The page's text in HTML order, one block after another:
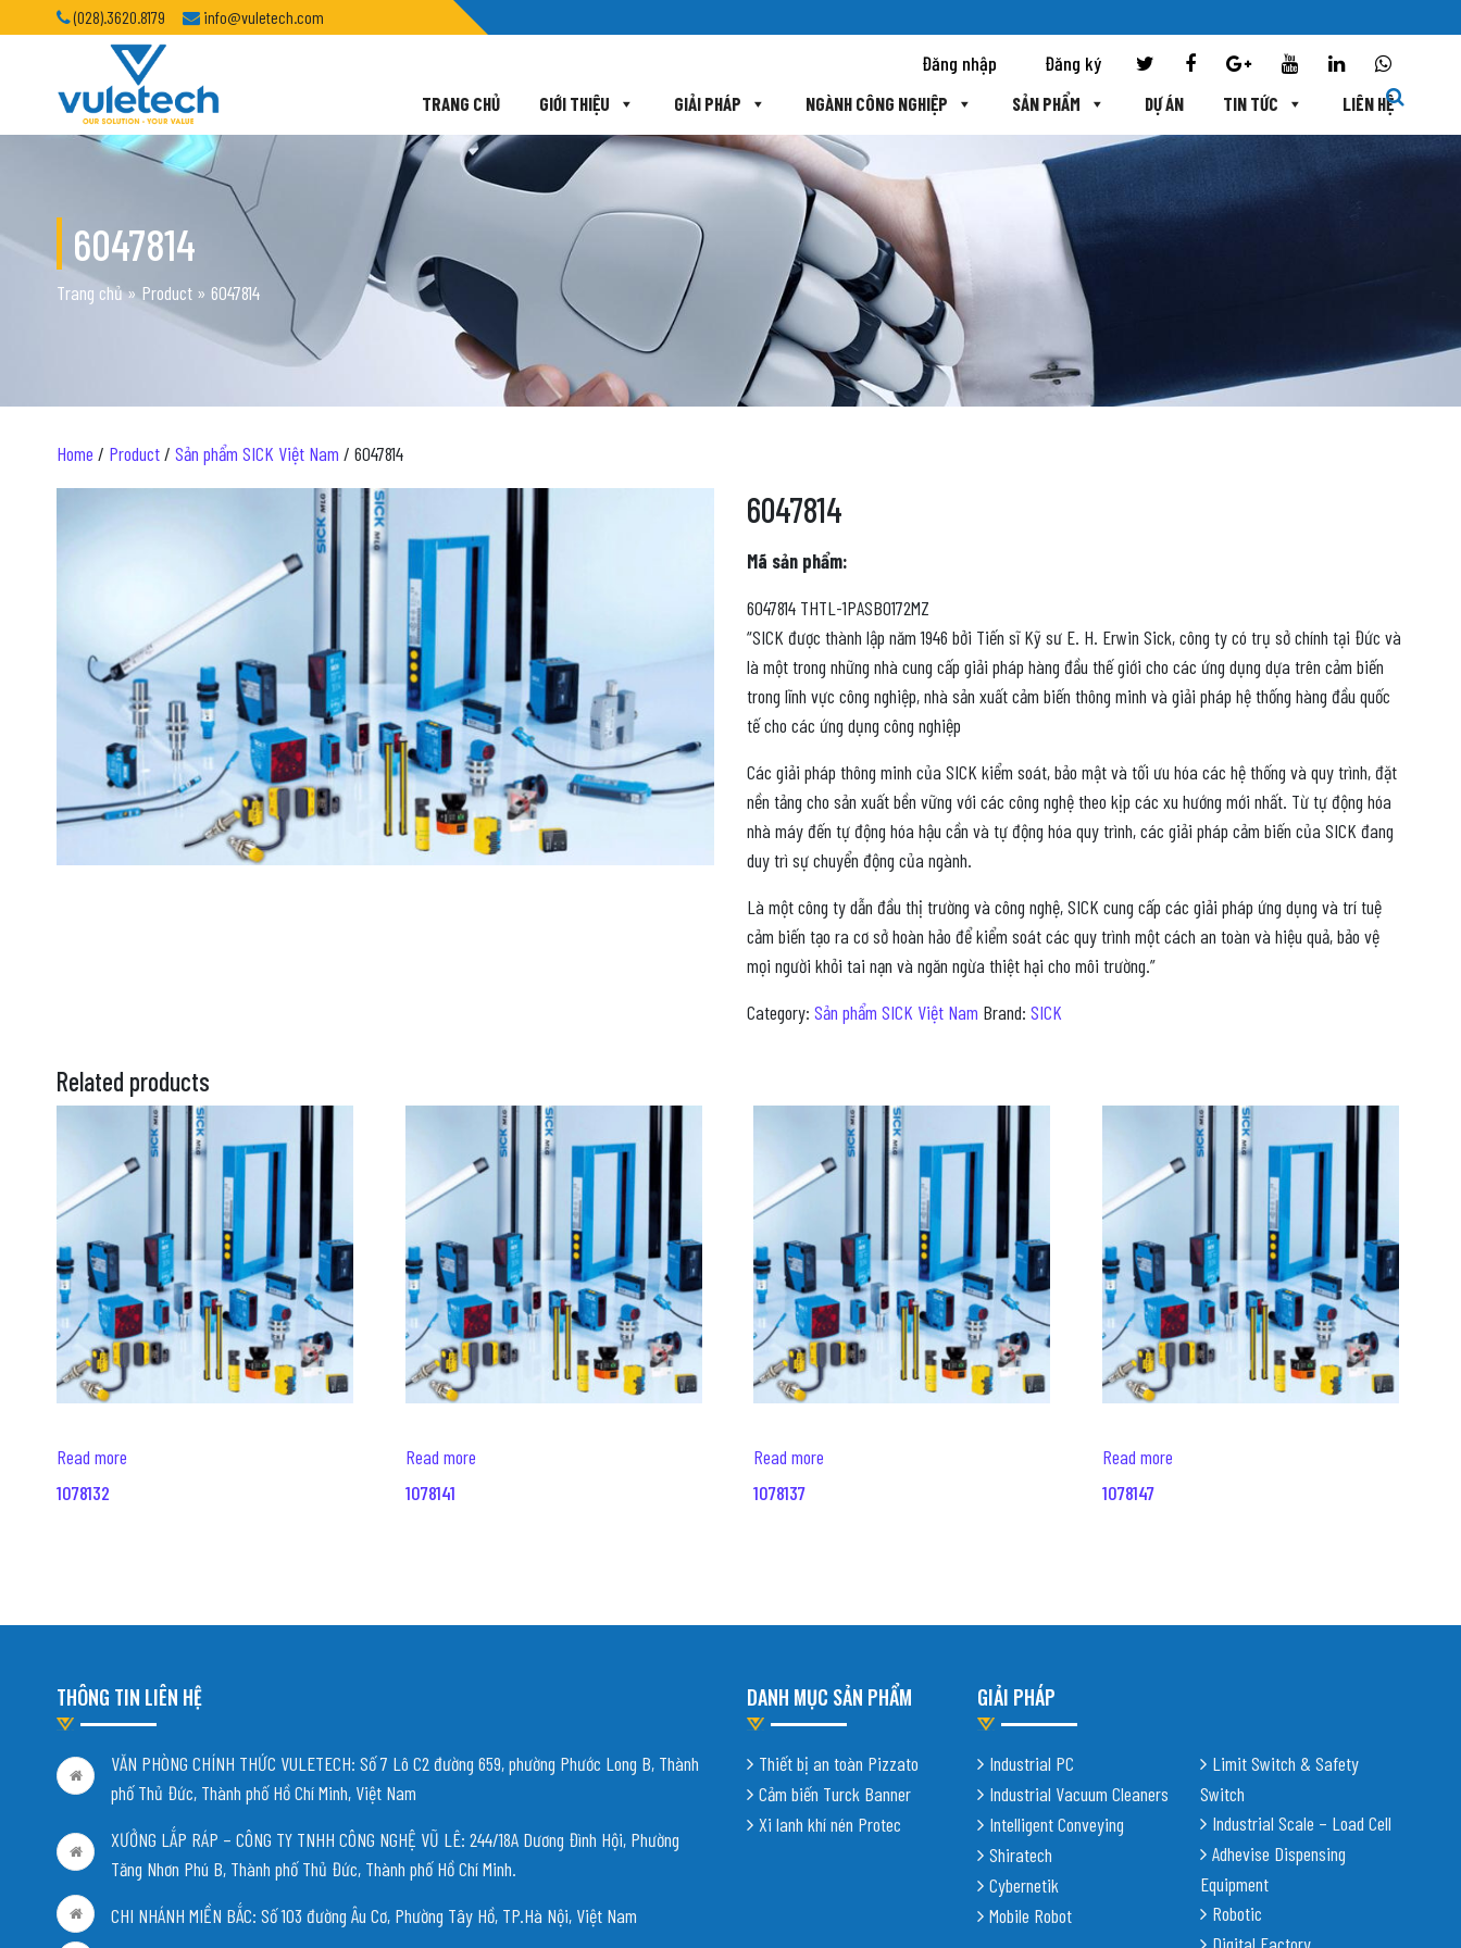
(028).3620.8179 info@vuletech.com
Đăng nhập Đăng ký
TRANG CHỦ GIỚI THIỆU GIẢI PHÁP NGÀNH CÔNG NGHIỆP SẢN PHẨM DỰ ÁN TIN TỨC LIÊN HỆ
6047814
Trang chủ» Product » 6047814
Home / Product/ Sản phẩm SICK Việt Nam / 6047814
6047814
Mã sản phẩm:
6047814 THTL-1PASB0172MZ
“SICK được thành lập năm 1946 bởi Tiến sĩ Kỹ sư E. H. Erwin Sick, công ty có trụ sở chính tại Đức và
là một trong những nhà cung cấp giải pháp hàng đầu thế giới cho các ứng dụng dựa trên cảm biến
trong lĩnh vực công nghiệp, nhà sản xuất cảm biến thông minh và giải pháp hệ thống hàng đầu quốc
tế cho các ứng dụng công nghiệp
Các giải pháp thông minh của SICK kiểm soát, bảo mật và tối ưu hóa các hệ thống và quy trình, đặt
nền tảng cho sản xuất bền vững với các công nghệ theo kịp các xu hướng mới nhất. Từ tự động hóa
nhà máy đến tự động hóa hậu cần và tự động hóa quy trình, các giải pháp cảm biến của SICK đang
duy trì sự chuyển động của ngành.
Là một công ty dẫn đầu thị trường và công nghệ, SICK cung cấp các giải pháp ứng dụng và trí tuệ
cảm biến tạo ra cơ sở hoàn hảo để kiểm soát các quy trình một cách an toàn và hiệu quả, bảo vệ
mọi người khỏi tai nạn và ngăn ngừa thiệt hại cho môi trường.”
Category: Sản phẩm SICK Việt Nam Brand: SICK
Related products
Read more
1078132
Read more
1078141
Read more
1078137
Read more
1078147
THÔNG TIN LIÊN HỆ
VĂN PHÒNG CHÍNH THỨC VULETECH: Số 7 Lô C2 đường 659, phường Phước Long B, Thành
phố Thủ Đức, Thành phố Hồ Chí Minh, Việt Nam
XƯỞNG LẮP RÁP – CÔNG TY TNHH CÔNG NGHỆ VŨ LÊ: 244/18A Dương Đình Hội, Phường
Tăng Nhơn Phú B, Thành phố Thủ Đức, Thành phố Hồ Chí Minh.
CHI NHÁNH MIỀN BẮC: Số 103 đường Âu Cơ, Phường Tây Hồ, TP.Hà Nội, Việt Nam
DANH MỤC SẢN PHẨM
Thiết bị an toàn Pizzato
Cảm biến Turck Banner
Xi lanh khí nén Protec
GIẢI PHÁP
Industrial PC
Industrial Vacuum Cleaners
Intelligent Conveying
Shiratech
Cybernetik
Mobile Robot
Limit Switch & Safety
Switch
Industrial Scale – Load Cell
Adhevise Dispensing
Equipment
Robotic